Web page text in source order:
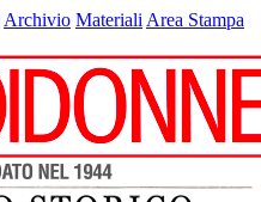
Archivio Materiali Area Stampa